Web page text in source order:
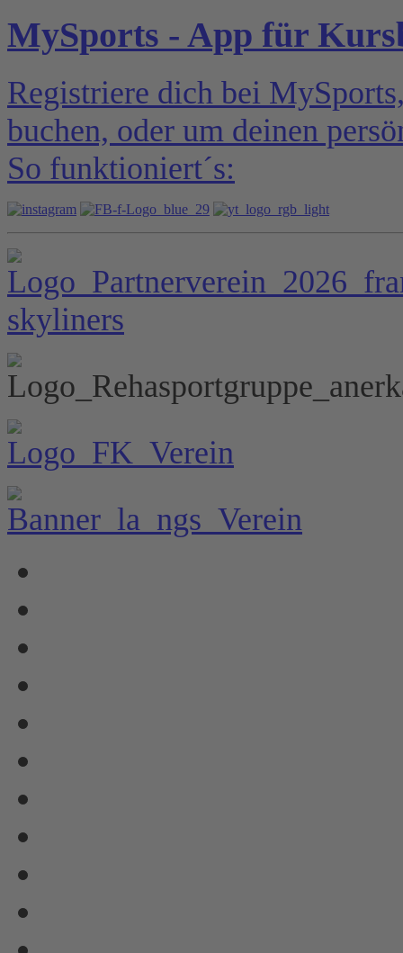
MySports - App für
Registriere dich bei
buchen, oder um deinen
So funktioniert´s: